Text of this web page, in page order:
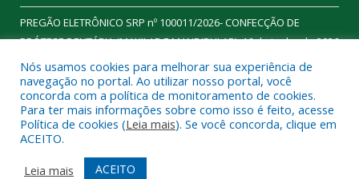
PREGÃO ELETRÔNICO SRP nº 100011/2026- CONFECÇÃO DE
PRÓTESE DENTÁRIA (MAXILAR E MANDIBULAR).16 de junho de 2026
Todos os direitos reservados a Prefeitura Municipal de
Ourilândia do Norte.
Mapa do Site
Acessar Área Administrativa
Nós usamos cookies para melhorar sua experiência de
navegação no portal. Ao utilizar nosso portal, você
concorda com a política de monitoramento de cookies.
Para ter mais informações sobre como isso é feito, acesse
Política de cookies (Leia mais). Se você concorda, clique em
ACEITO.
Leia mais
ACEITO